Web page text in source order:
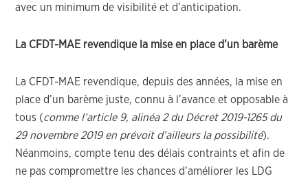
avec un minimum de visibilité et d’anticipation.
La CFDT-MAE revendique la mise en place d’un barème
La CFDT-MAE revendique, depuis des années, la mise en
place d’un barème juste, connu à l’avance et opposable à
tous (comme l’article 9, alinéa 2 du Décret 2019-1265 du
29 novembre 2019 en prévoit d’ailleurs la possibilité).
Néanmoins, compte tenu des délais contraints et afin de
ne pas compromettre les chances d’améliorer les LDG